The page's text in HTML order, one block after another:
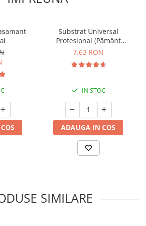
Substrat Universal
Profesional (Pământ
Premium) - 5 L
7,63 RON
IN STOC
ADAUGA IN COS
SIMILARE